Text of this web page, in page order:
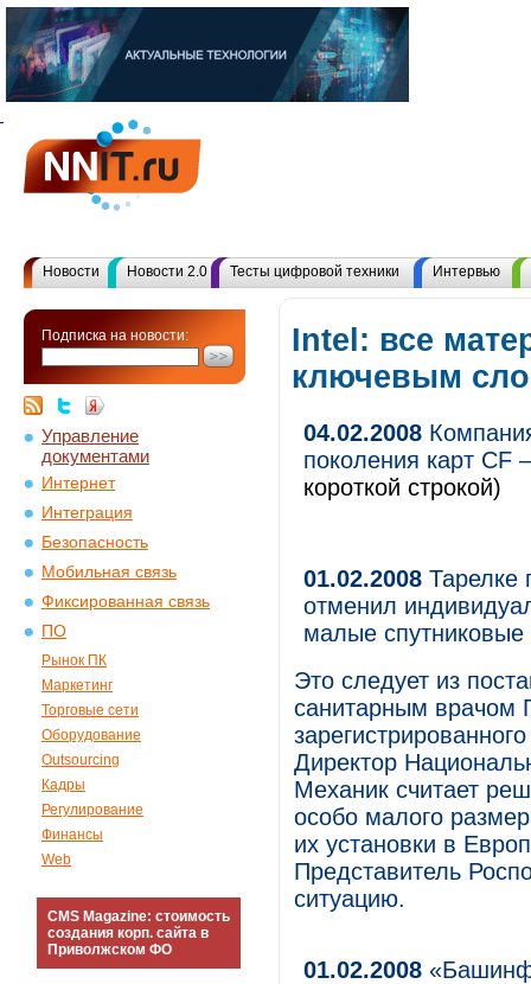
Новости Новости 2.0 Тесты цифровой техники Интервью
Подписка на новости:
Управление
документами
Интернет
Интеграция
Безопасность
Мобильная связь
Фиксированная связь
ПО
Рынок ПК
Маркетинг
Торговые сети
Оборудование
Outsourcing
Кадры
Регулирование
Финансы
Web
CMS Magazine: стоимость
создания корп. сайта в
Приволжском ФО
Intel: все
ключевым
04.02.2008
поколения карт CF
короткой строкой)
01.02.2008 Тарелке
отменил
малые спутниковые
Это следует из
санитарным врачом
Директор
Механик считает
особо малого
их установки в
Представитель
ситуацию.
01.02.2008